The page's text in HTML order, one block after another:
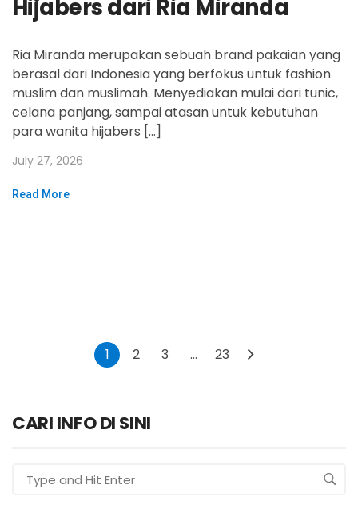
Hijabers dari Ria Miranda
Ria Miranda merupakan sebuah brand pakaian yang
berasal dari Indonesia yang berfokus untuk fashion
muslim dan muslimah. Menyediakan mulai dari tunic,
celana panjang, sampai atasan untuk kebutuhan
para wanita hijabers […]
July 27, 2026
Read More
1 2 3 … 23
CARI INFO DI SINI